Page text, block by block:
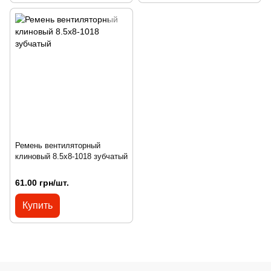
Ремень вентиляторный
клиновый 8.5х8-1018 зубчатый
61.00 грн/шт.
Купить